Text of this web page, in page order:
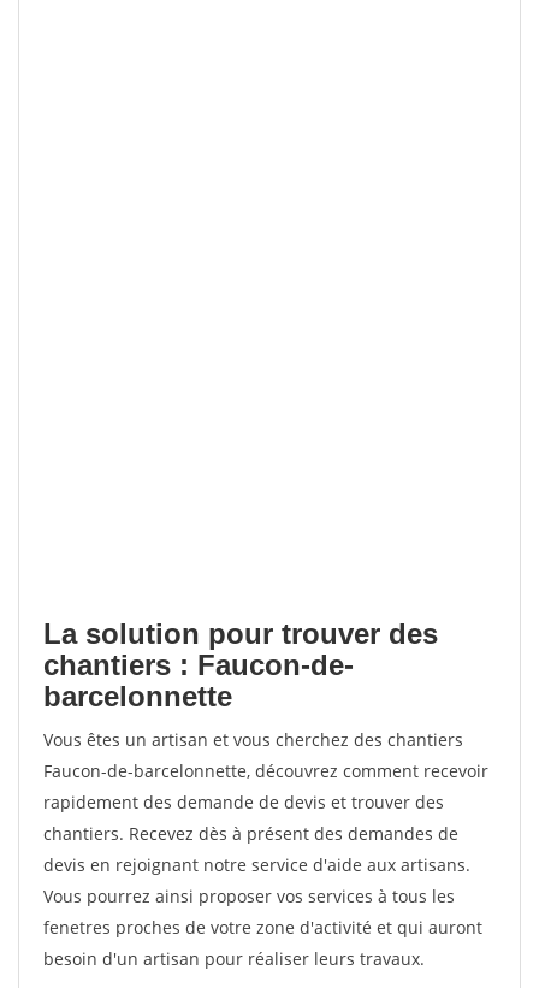
La solution pour trouver des
chantiers : Faucon-de-
barcelonnette
Vous êtes un artisan et vous cherchez des chantiers
Faucon-de-barcelonnette, découvrez comment recevoir
rapidement des demande de devis et trouver des
chantiers. Recevez dès à présent des demandes de
devis en rejoignant notre service d'aide aux artisans.
Vous pourrez ainsi proposer vos services à tous les
fenetres proches de votre zone d'activité et qui auront
besoin d'un artisan pour réaliser leurs travaux.